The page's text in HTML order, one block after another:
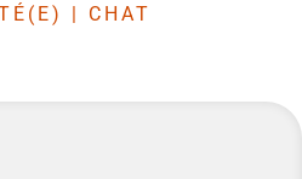
| CHAT